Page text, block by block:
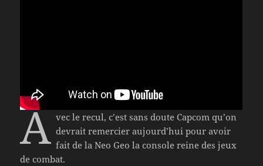
A vec le recul, c’est sans doute Capcom qu’on
devrait remercier aujourd’hui pour avoir
fait de la Neo Geo la console reine des jeux
de combat.